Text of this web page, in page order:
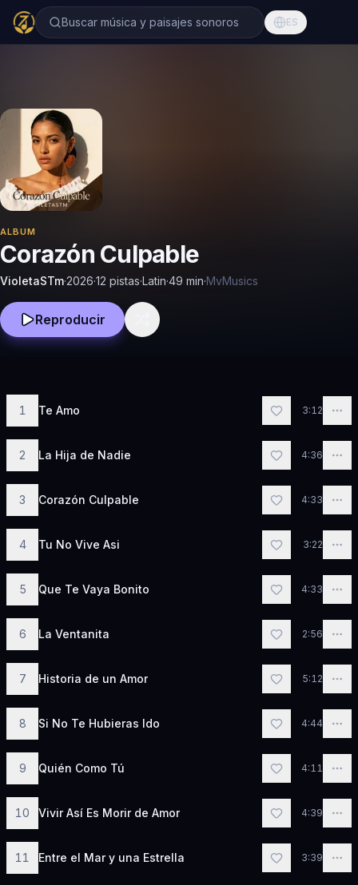
Buscar música y paisajes sonoros ES
ALBUM
Corazón Culpable
VioletaSTm·2026·12 pistas·Latin·49 min·MvMusics
Reproducir
1 Te Amo 3:12
2 La Hija de Nadie 4:36
3 Corazón Culpable 4:33
4 Tu No Vive Asi 3:22
5 Que Te Vaya Bonito 4:33
6 La Ventanita 2:56
7 Historia de un Amor 5:12
8 Si No Te Hubieras Ido 4:44
9 Quién Como Tú 4:11
10 Vivir Así Es Morir de Amor 4:39
11 Entre el Mar y una Estrella 3:39